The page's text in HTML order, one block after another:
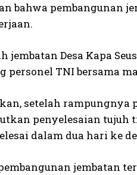
bahwa pembangunan
jembatan Desa Kapa
personel TNI bersama
setelah rampungnya
penyelesaian tujuh
dalam dua hari ke
jembatan